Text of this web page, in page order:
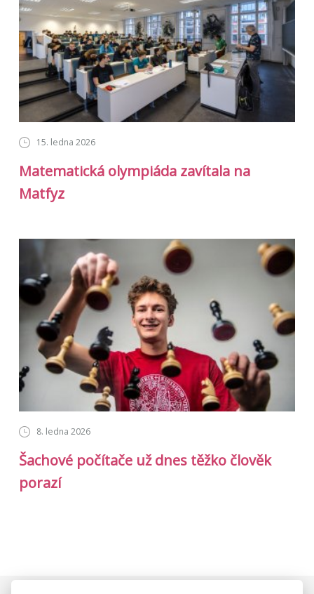
15. ledna 2026
Matematická olympiáda zavítala na
Matfyz
8. ledna 2026
Šachové počítače už dnes těžko člověk
porazí